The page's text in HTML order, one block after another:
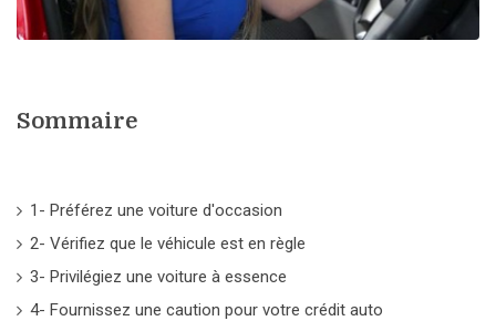
Sommaire
1- Préférez une voiture d'occasion
2- Vérifiez que le véhicule est en règle
3- Privilégiez une voiture à essence
4- Fournissez une caution pour votre crédit auto